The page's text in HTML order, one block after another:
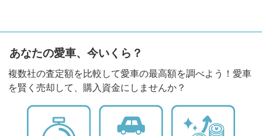
あなたの愛車、今いくら？
複数社の査定額を比較して愛車の最高額を調べよう！愛車
を賢く売却して、購入資金にしませんか？